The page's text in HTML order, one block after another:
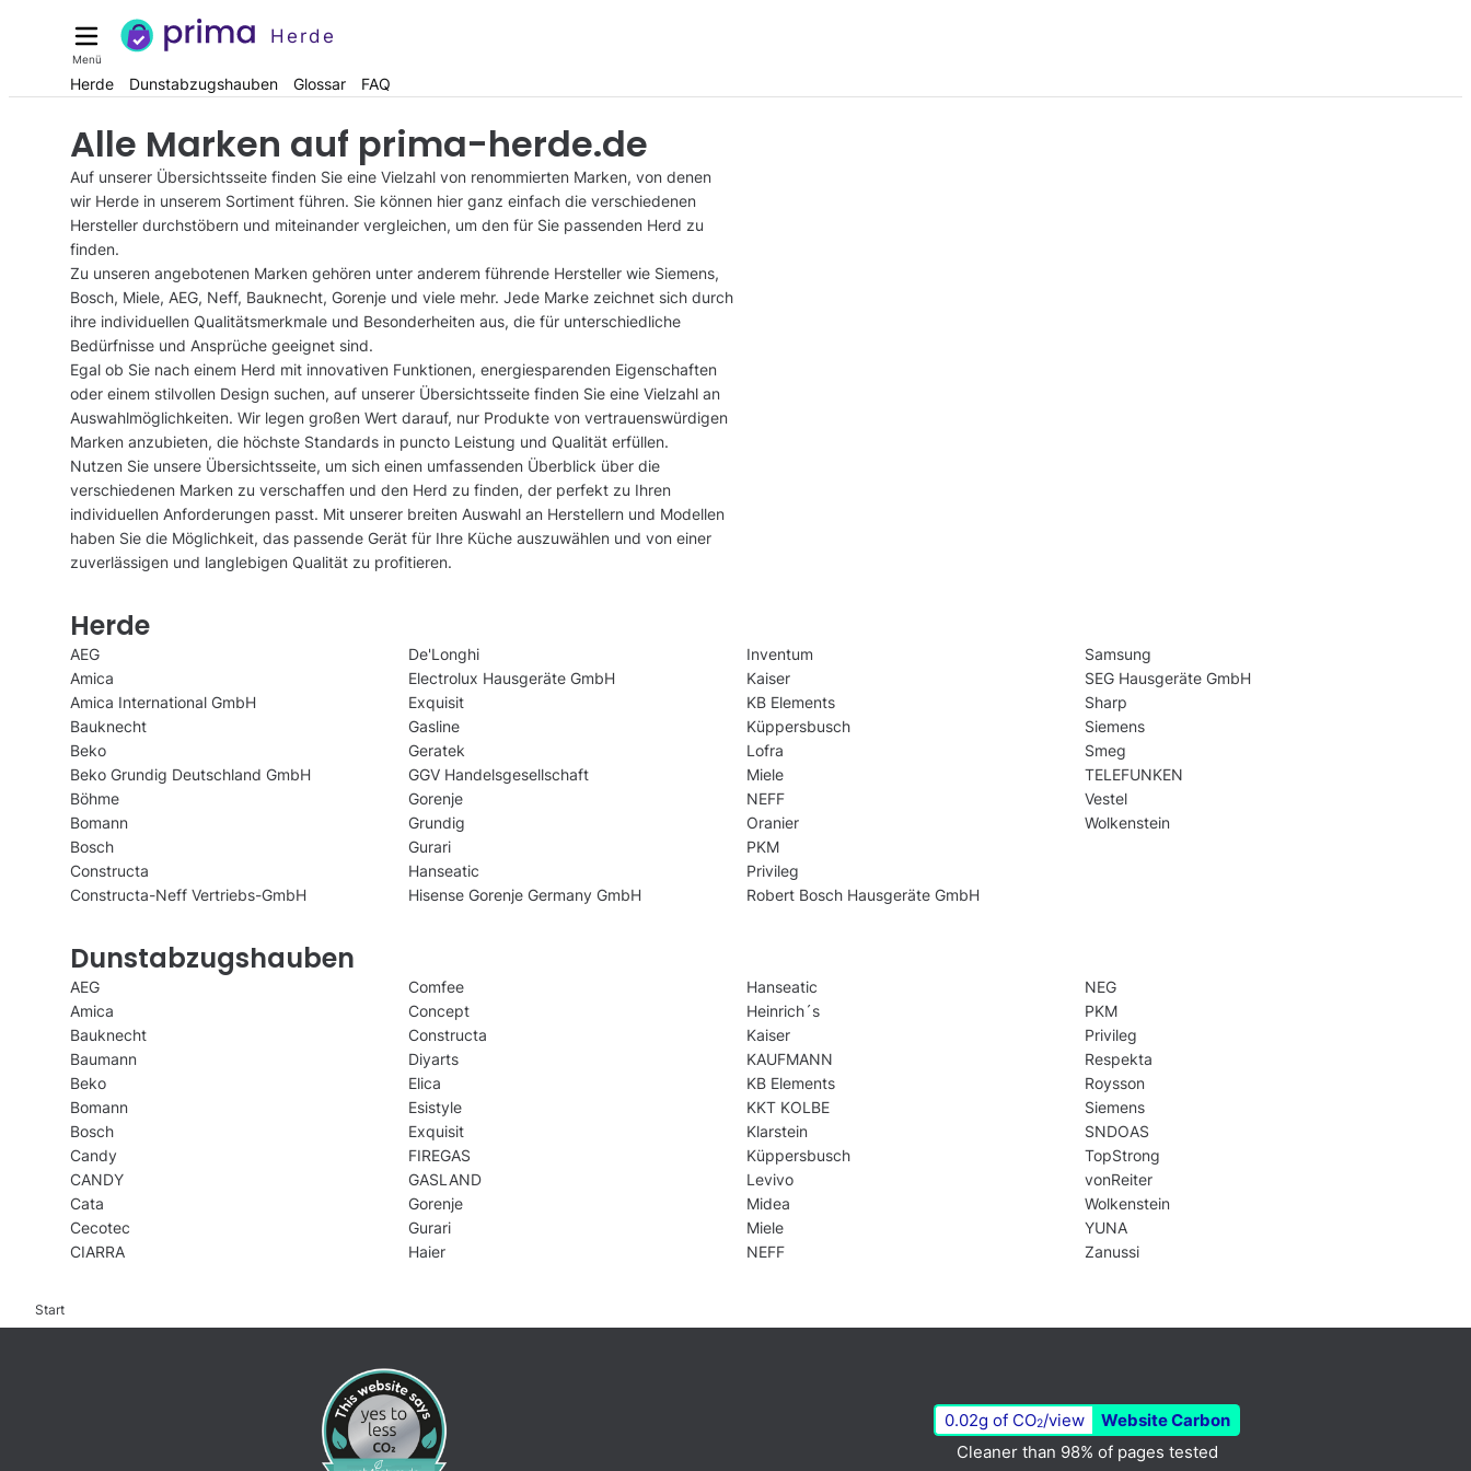
Menü
Herde
Herde Dunstabzugshauben Glossar FAQ
Alle Marken auf prima-herde.de
Auf unserer Übersichtsseite finden Sie eine Vielzahl von renommierten Marken, von denen
wir Herde in unserem Sortiment führen. Sie können hier ganz einfach die verschiedenen
Hersteller durchstöbern und miteinander vergleichen, um den für Sie passenden Herd zu
finden.
Zu unseren angebotenen Marken gehören unter anderem führende Hersteller wie Siemens,
Bosch, Miele, AEG, Neff, Bauknecht, Gorenje und viele mehr. Jede Marke zeichnet sich durch
ihre individuellen Qualitätsmerkmale und Besonderheiten aus, die für unterschiedliche
Bedürfnisse und Ansprüche geeignet sind.
Egal ob Sie nach einem Herd mit innovativen Funktionen, energiesparenden Eigenschaften
oder einem stilvollen Design suchen, auf unserer Übersichtsseite finden Sie eine Vielzahl an
Auswahlmöglichkeiten. Wir legen großen Wert darauf, nur Produkte von vertrauenswürdigen
Marken anzubieten, die höchste Standards in puncto Leistung und Qualität erfüllen.
Nutzen Sie unsere Übersichtsseite, um sich einen umfassenden Überblick über die
verschiedenen Marken zu verschaffen und den Herd zu finden, der perfekt zu Ihren
individuellen Anforderungen passt. Mit unserer breiten Auswahl an Herstellern und Modellen
haben Sie die Möglichkeit, das passende Gerät für Ihre Küche auszuwählen und von einer
zuverlässigen und langlebigen Qualität zu profitieren.
Herde
AEG
Amica
Amica International GmbH
Bauknecht
Beko
Beko Grundig Deutschland GmbH
Böhme
Bomann
Bosch
Constructa
Constructa-Neff Vertriebs-GmbH
De'Longhi
Electrolux Hausgeräte GmbH
Exquisit
Gasline
Geratek
GGV Handelsgesellschaft
Gorenje
Grundig
Gurari
Hanseatic
Hisense Gorenje Germany GmbH
Inventum
Kaiser
KB Elements
Küppersbusch
Lofra
Miele
NEFF
Oranier
PKM
Privileg
Robert Bosch Hausgeräte GmbH
Samsung
SEG Hausgeräte GmbH
Sharp
Siemens
Smeg
TELEFUNKEN
Vestel
Wolkenstein
Dunstabzugshauben
AEG
Amica
Bauknecht
Baumann
Beko
Bomann
Bosch
Candy
CANDY
Cata
Cecotec
CIARRA
Comfee
Concept
Constructa
Diyarts
Elica
Esistyle
Exquisit
FIREGAS
GASLAND
Gorenje
Gurari
Haier
Hanseatic
Heinrich´s
Kaiser
KAUFMANN
KB Elements
KKT KOLBE
Klarstein
Küppersbusch
Levivo
Midea
Miele
NEFF
NEG
PKM
Privileg
Respekta
Roysson
Siemens
SNDOAS
TopStrong
vonReiter
Wolkenstein
YUNA
Zanussi
Start
0.02g of CO2/view
Website Carbon
Cleaner than 98% of pages tested